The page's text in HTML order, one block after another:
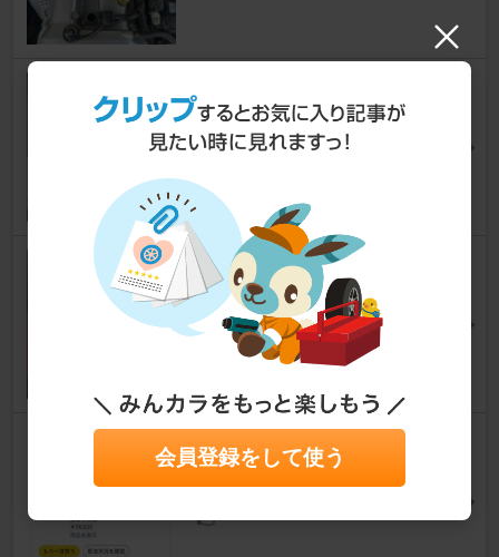
付け
ロードスター
ナンバー灯をLED化
ロードスター
ブクチャンさん
263
ロードスター
たちくんでさーねさん
会員登録をして使う